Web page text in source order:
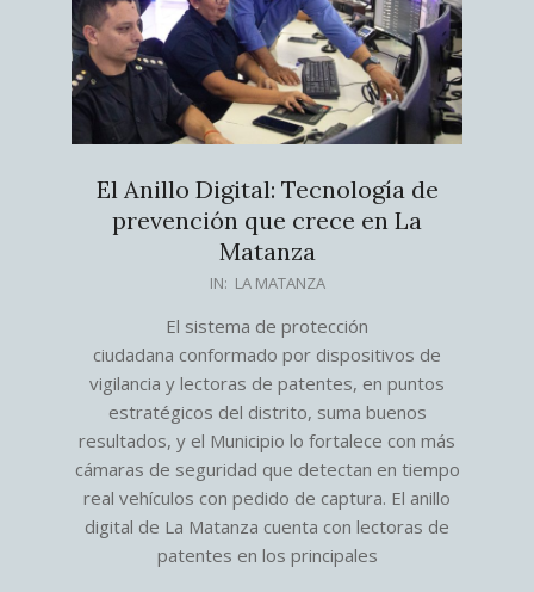
El Anillo Digital: Tecnología de
prevención que crece en La
Matanza
IN: LA MATANZA
El sistema de protección
ciudadana conformado por dispositivos de
vigilancia y lectoras de patentes, en puntos
estratégicos del distrito, suma buenos
resultados, y el Municipio lo fortalece con más
cámaras de seguridad que detectan en tiempo
real vehículos con pedido de captura. El anillo
digital de La Matanza cuenta con lectoras de
patentes en los principales